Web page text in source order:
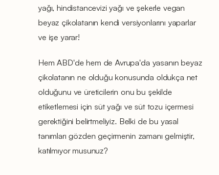
yağı, hindistancevizi yağı ve şekerle vegan
beyaz çikolatanın kendi versiyonlarını yaparlar
ve işe yarar!
Hem ABD'de hem de Avrupa'da yasanın beyaz
çikolatanın ne olduğu konusunda oldukça net
olduğunu ve üreticilerin onu bu şekilde
etiketlemesi için süt yağı ve süt tozu içermesi
gerektiğini belirtmeliyiz. Belki de bu yasal
tanımları gözden geçirmenin zamanı gelmiştir,
katılmıyor musunuz?